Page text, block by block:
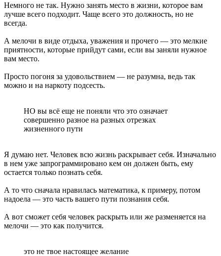
Немного не так. Нужно занять место в жизни, которое вам
лучше всего подходит. Чаще всего это должность, но не
всегда.
А мелочи в виде отдыха, уважения и прочего — это мелкие
приятности, которые прийдут сами, если вы заняли нужное
вам место.
Просто погоня за удовольствием — не разумна, ведь так
можно и на наркоту подсесть.
НО вы всё еще не поняли что это означает
совершенно разное на разных отрезках
жизненного пути
Я думаю нет. Человек всю жизнь раскрывает себя. Изначально
в нем уже запрограммировано кем он должен быть, ему
остается только познать себя.
А то что сначала нравилась математика, к примеру, потом
надоела — это часть вашего пути познания себя.
А вот сможет себя человек раскрыть или же разменяется на
мелочи — это как получится.
это не твое настоящее желание